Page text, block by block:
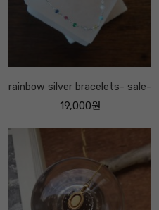
rainbow silver bracelets- sale-
19,000원